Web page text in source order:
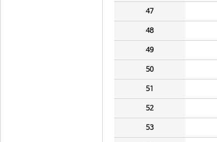
47
48
49
50
51
52
53